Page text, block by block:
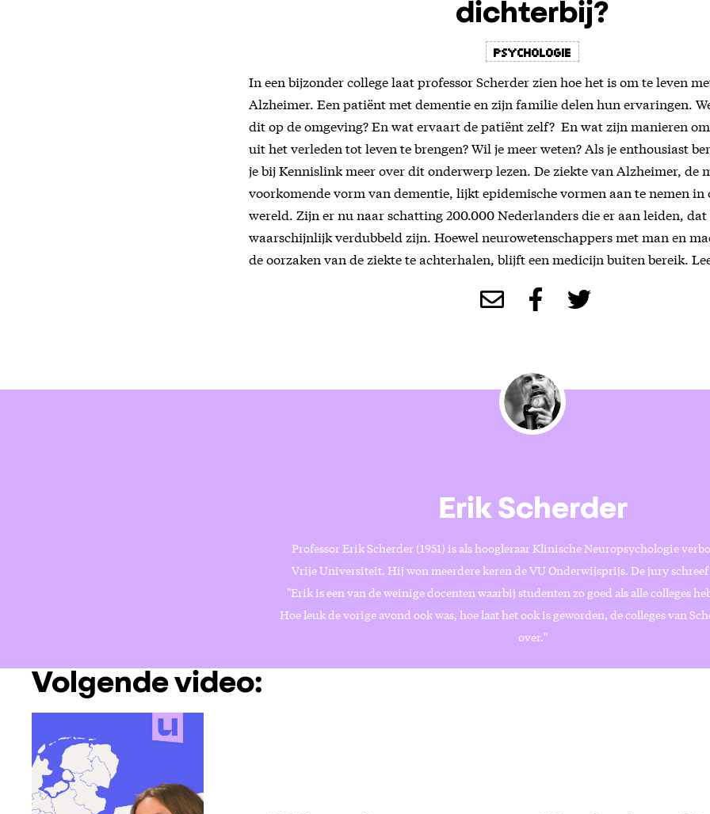
dichterbij?
Psychologie
In een bijzonder college laat professor Scherder zien hoe het is om te leven
Alzheimer. Een patiënt met dementie en zijn familie delen hun ervaringen.
dit op de omgeving? En wat ervaart de patiënt zelf? En wat zijn manieren
uit het verleden tot leven te brengen? Wil je meer weten? Als je enthousiast
je bij Kennislink meer over dit onderwerp lezen. De ziekte van Alzheimer, de
voorkomende vorm van dementie, lijkt epidemische vormen aan te nemen in
wereld. Zijn er nu naar schatting 200.000 Nederlanders die er aan leiden,
waarschijnlijk verdubbeld zijn. Hoewel neurowetenschappers met man en
de oorzaken van de ziekte te achterhalen, blijft een medicijn buiten bereik.
Erik Scherder
Professor Erik Scherder (1951) is als hoogleraar Klinische Neuropsychologie
Vrije Universiteit. Hij won meerdere keren de VU Onderwijsprijs. De jury
"Erik is een van de weinige docenten waarbij studenten zo goed als alle colleges
Hoe leuk de vorige avond ook was, hoe laat het ook is geworden, de colleges van
over."
Volgende video: